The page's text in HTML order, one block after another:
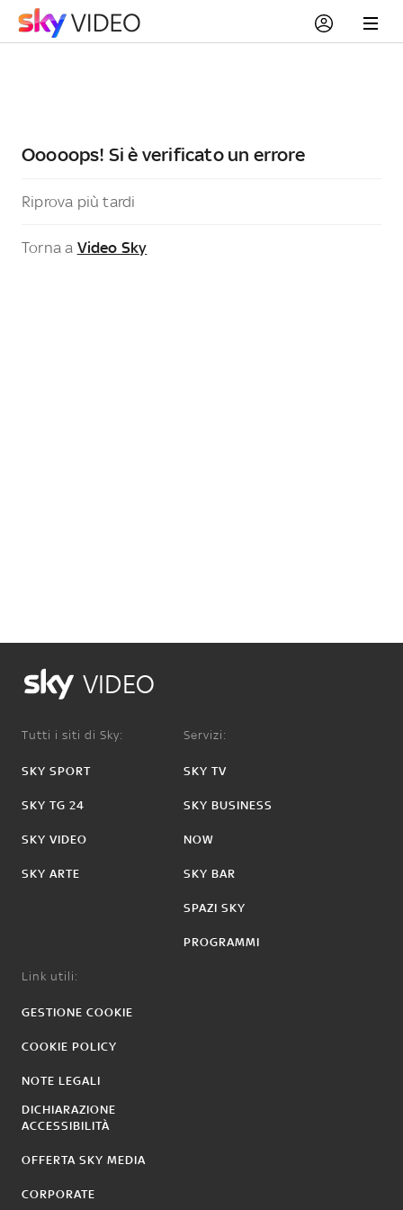
Ooooops! Si è verificato un errore
Riprova più tardi
Torna a Video Sky
VIDEO
Tutti i siti di Sky:
SKY SPORT
SKY TG 24
SKY VIDEO
SKY ARTE
Servizi:
SKY TV
SKY BUSINESS
NOW
SKY BAR
SPAZI SKY
PROGRAMMI
Link utili:
GESTIONE COOKIE
COOKIE POLICY
NOTE LEGALI
DICHIARAZIONE
ACCESSIBILITÀ
OFFERTA SKY MEDIA
CORPORATE